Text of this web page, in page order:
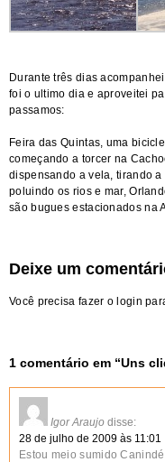
Durante três dias
foi o ultimo dia e aproveitei
passamos:
Feira das Quintas, uma
começando a torcer na
dispensando a vela, tirando
poluindo os rios e mar,
são bugues estacionados na
Deixe um
Você precisa fazer o login
1 comentário em “Uns
Igor Araujo disse:
28 de julho de 2009 às 11:01
Estou meio sumido